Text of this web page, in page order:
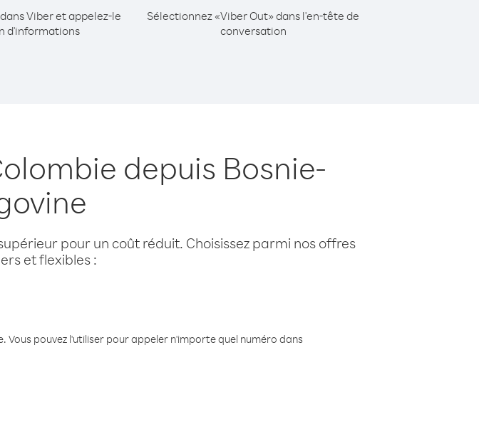
Viber et appelez-le
d'informations
Sélectionnez «Viber Out» dans l'en-tête de
conversation
depuis Bosnie-
pour un coût réduit. Choisissez parmi nos offres
et flexibles :
pouvez l'utiliser pour appeler n'importe quel numéro dans